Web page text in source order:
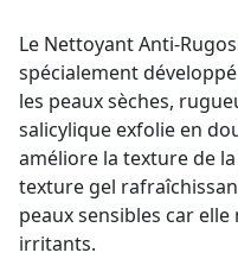
Le Nettoyant Anti-
spécialement
les peaux sèches,
salicylique exfolie en
améliore la texture de
texture gel
peaux sensibles car
irritants.